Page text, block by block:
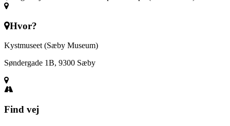
Hvor?
Kystmuseet (Sæby Museum)
Søndergade 1B, 9300 Sæby
Find vej